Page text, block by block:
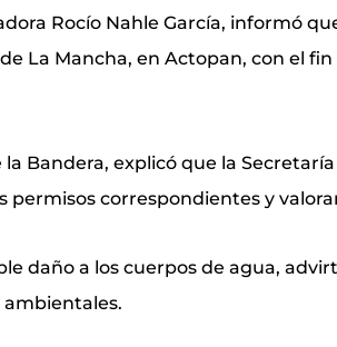
Rocío Nahle García, informó
La Mancha, en Actopan, con el
Bandera, explicó que la
correspondientes y
daño a los cuerpos de agua,